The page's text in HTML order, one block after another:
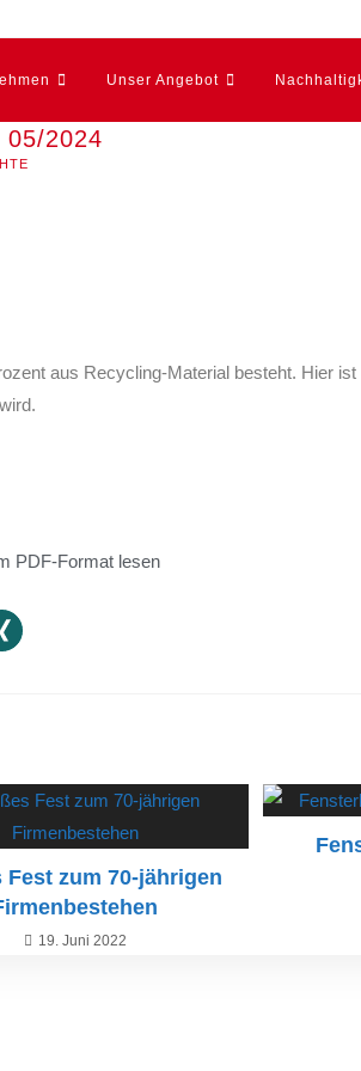
Unser Angebot
05/2024
aus Recycling-Material besteht. Hier
PDF-Format lesen
Fest zum 70-jährigen
19. Juni 2022